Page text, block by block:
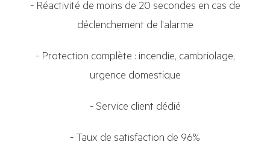
- Réactivité de moins de 20 secondes en cas de
déclenchement de l'alarme
- Protection complète : incendie, cambriolage,
urgence domestique
- Service client dédié
- Taux de satisfaction de 96%